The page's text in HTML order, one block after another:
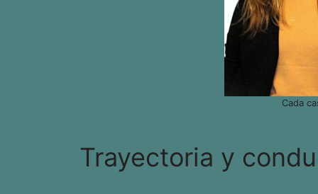
Cada
Trayectoria y